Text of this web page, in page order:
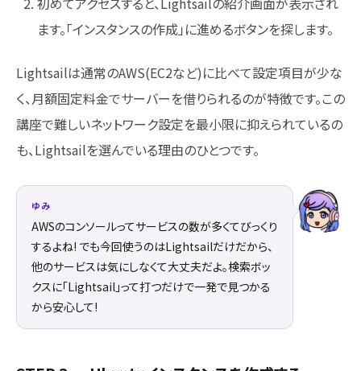
ます。「インスタンスの作成」に進めるボタンを探します。
Lightsailは通常のAWS(EC2など)に比べて設定項目が少な
く、月額固定料金でサーバーを借りられるのが特徴です。この
講座で難しいネットワーク設定を最小限に抑えられているの
も、Lightsailを選んでいる理由のひとつです。
ゆみ
AWSのコンソールってサービスの数が多くてびっくり
するよね! でも今回使うのはLightsailだけだから、
他のサービスは気にしなくて大丈夫だよ。検索ボッ
クスに「Lightsail」って打つだけで一発で見つかる
から安心して!